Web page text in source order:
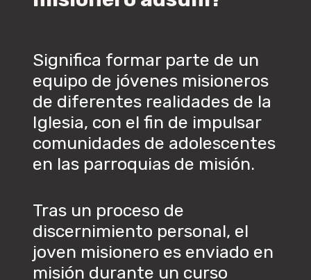
Significa formar parte de un
equipo de jóvenes misioneros
de diferentes realidades de la
Iglesia, con el fin de impulsar
comunidades de adolescentes
en las parroquias de misión.
Tras un proceso de
discernimiento personal, el
joven misionero es enviado en
misión durante un curso